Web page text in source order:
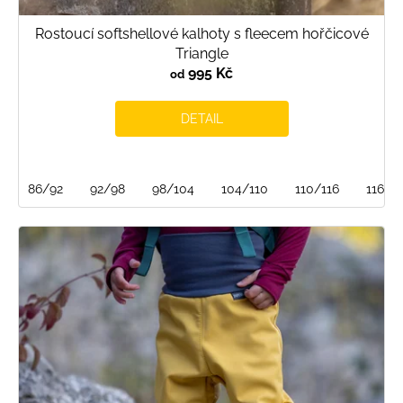
Rostoucí softshellové kalhoty s fleecem hořčicové
Triangle
od 995 Kč
DETAIL
86/92 92/98 98/104 104/110 110/116 116/